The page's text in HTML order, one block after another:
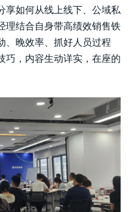
享如何从线上线下、公域私
理结合自身带高绩效销售铁
、晚效率、抓好人员过程
巧，内容生动详实，在座的